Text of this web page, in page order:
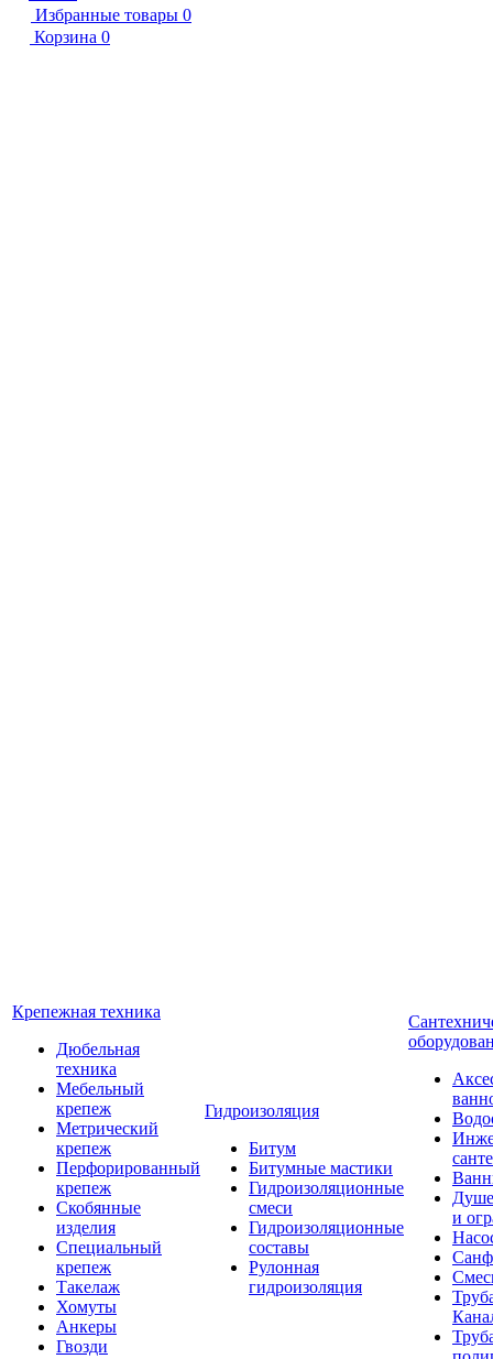
Избранные товары 0
Корзина 0
Крепежная техника
Дюбельная
техника
Мебельный
крепеж
Метрический
крепеж
Перфорированный
крепеж
Скобянные
изделия
Специальный
крепеж
Такелаж
Хомуты
Анкеры
Гвозди
Гидроизоляция
Битум
Битумные мастики
Гидроизоляционные
смеси
Гидроизоляционные
составы
Рулонная
гидроизоляция
и